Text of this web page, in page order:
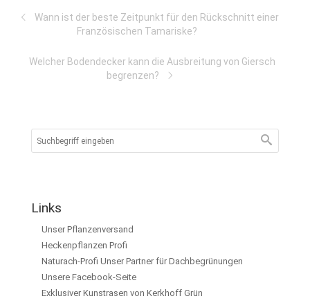
Wann ist der beste Zeitpunkt für den Rückschnitt einer
Französischen Tamariske?
Welcher Bodendecker kann die Ausbreitung von Giersch
begrenzen?
Links
Unser Pflanzenversand
Heckenpflanzen Profi
Naturach-Profi Unser Partner für Dachbegrünungen
Unsere Facebook-Seite
Exklusiver Kunstrasen von Kerkhoff Grün